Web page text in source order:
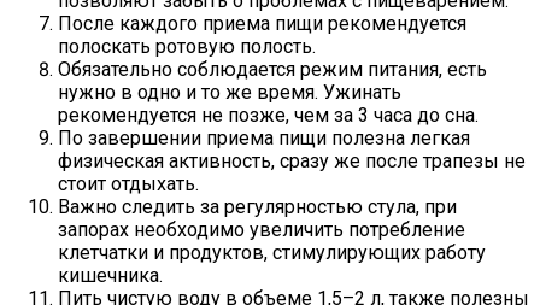
После каждого приема пищи рекомендуется
полоскать ротовую полость.
Обязательно соблюдается режим питания, есть
нужно в одно и то же время. Ужинать
рекомендуется не позже, чем за 3 часа до сна.
По завершении приема пищи полезна легкая
физическая активность, сразу же после трапезы не
стоит отдыхать.
Важно следить за регулярностью стула, при
запорах необходимо увеличить потребление
клетчатки и продуктов, стимулирующих работу
кишечника.
Пить чистую воду в объеме 1,5–2 л, также полезны